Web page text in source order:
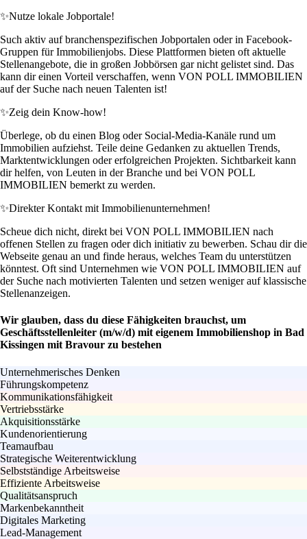
✨Nutze lokale Jobportale!
Such aktiv auf branchenspezifischen Jobportalen oder in Facebook-
Gruppen für Immobilienjobs. Diese Plattformen bieten oft aktuelle
Stellenangebote, die in großen Jobbörsen gar nicht gelistet sind. Das
kann dir einen Vorteil verschaffen, wenn VON POLL IMMOBILIEN
auf der Suche nach neuen Talenten ist!
✨Zeig dein Know-how!
Überlege, ob du einen Blog oder Social-Media-Kanäle rund um
Immobilien aufziehst. Teile deine Gedanken zu aktuellen Trends,
Marktentwicklungen oder erfolgreichen Projekten. Sichtbarkeit kann
dir helfen, von Leuten in der Branche und bei VON POLL
IMMOBILIEN bemerkt zu werden.
✨Direkter Kontakt mit Immobilienunternehmen!
Scheue dich nicht, direkt bei VON POLL IMMOBILIEN nach
offenen Stellen zu fragen oder dich initiativ zu bewerben. Schau dir die
Webseite genau an und finde heraus, welches Team du unterstützen
könntest. Oft sind Unternehmen wie VON POLL IMMOBILIEN auf
der Suche nach motivierten Talenten und setzen weniger auf klassische
Stellenanzeigen.
Wir glauben, dass du diese Fähigkeiten brauchst, um
Geschäftsstellenleiter (m/w/d) mit eigenem Immobilienshop in Bad
Kissingen mit Bravour zu bestehen
Unternehmerisches Denken
Führungskompetenz
Kommunikationsfähigkeit
Vertriebsstärke
Akquisitionsstärke
Kundenorientierung
Teamaufbau
Strategische Weiterentwicklung
Selbstständige Arbeitsweise
Effiziente Arbeitsweise
Qualitätsanspruch
Markenbekanntheit
Digitales Marketing
Lead-Management